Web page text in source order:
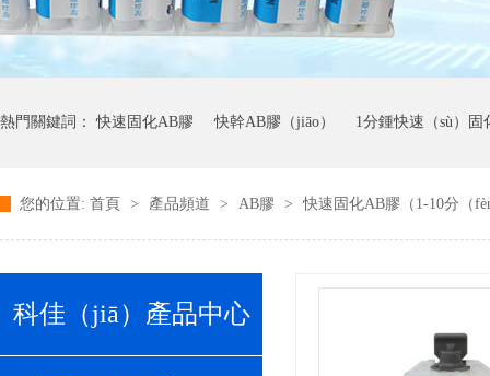
熱門關鍵詞：快速固化AB膠 快幹AB膠（jiāo） 1分鍾快速（sù）固
您的位置: 首頁 > 產品頻道 > AB膠 > 快速固化AB膠（1-10分（
科佳（jiā）產品中心